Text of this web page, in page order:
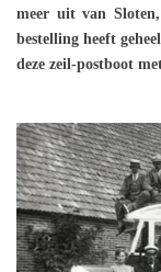
meer uit van
bestelling heeft
deze zeil-postboot